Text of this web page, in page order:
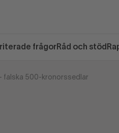
frågor Råd och stöd
falska 500-kronorssedlar